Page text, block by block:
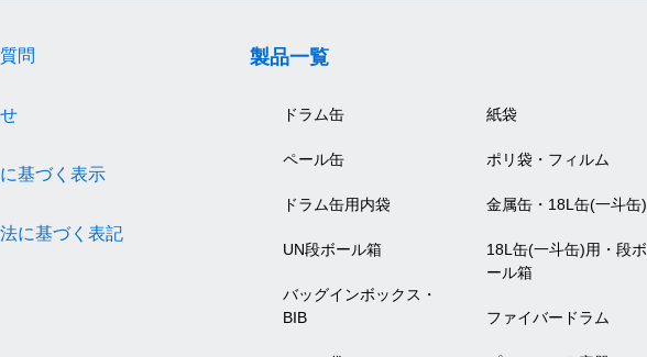
問
基づく表示
に基づく表記
製品一覧
ドラム缶
ペール缶
ドラム缶用内袋
UN段ボール箱
バッグインボックス・
BIB
紙袋
ポリ袋・フィルム
金属缶・18L缶(一斗缶)
18L缶(一斗缶)用・段ボ
ール箱
ファイバードラム